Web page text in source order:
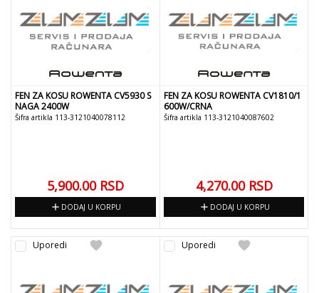
FEN ZA KOSU ROWENTA CV5930 S
NAGA 2400W
Šifra artikla 113-3121040078112
5,900.00 RSD
add DODAJ U KORPU
FEN ZA KOSU ROWENTA CV1810/1
600W/CRNA
Šifra artikla 113-3121040087602
4,270.00 RSD
add DODAJ U KORPU
favorite
Uporedi favorite
Uporedi